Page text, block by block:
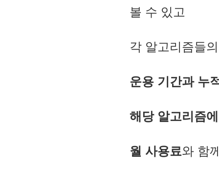
볼 수 있고
각 알고리즘들의
운용 기간과 누
해당 알고리즘
월 사용료와 함